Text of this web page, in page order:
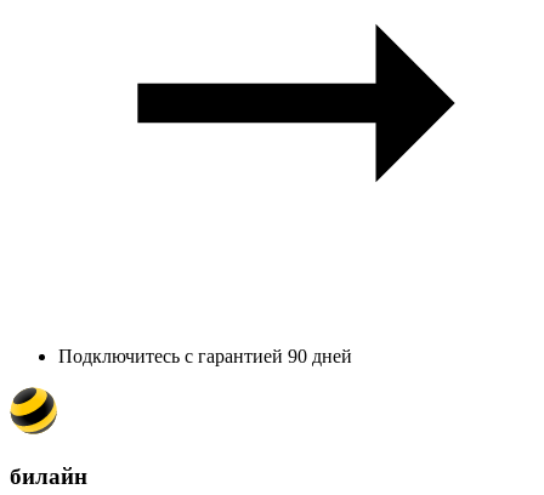
Подключитесь с гарантией 90 дней
билайн